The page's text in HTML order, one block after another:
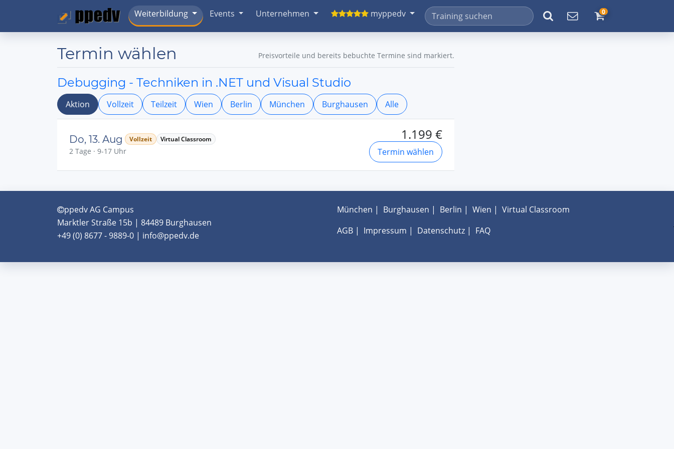
Weiterbildung Events Unternehmen myppedv 0
Termin wählen Preisvorteile und bereits bebuchte Termine sind markiert.
Debugging - Techniken in .NET und Visual Studio
Aktion Vollzeit Teilzeit Wien Berlin München Burghausen Alle
Do, 13. Aug Vollzeit Virtual Classroom
2 Tage · 9-17 Uhr
1.199 €
Termin wählen
ppedv AG Campus
Marktler Straße 15b | 84489 Burghausen
+49 (0) 8677 - 9889-0 | info@ppedv.de
München | Burghausen | Berlin | Wien | Virtual Classroom
AGB| Impressum | Datenschutz| FAQ